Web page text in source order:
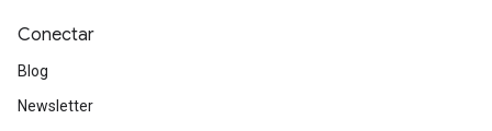
Conectar
Blog
Newsletter